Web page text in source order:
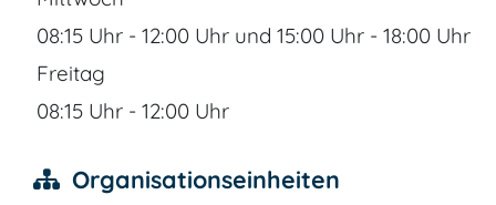
08:15 Uhr - 12:00 Uhr und 15:00 Uhr - 18:00 Uhr
Freitag
08:15 Uhr - 12:00 Uhr
Organisationseinheiten